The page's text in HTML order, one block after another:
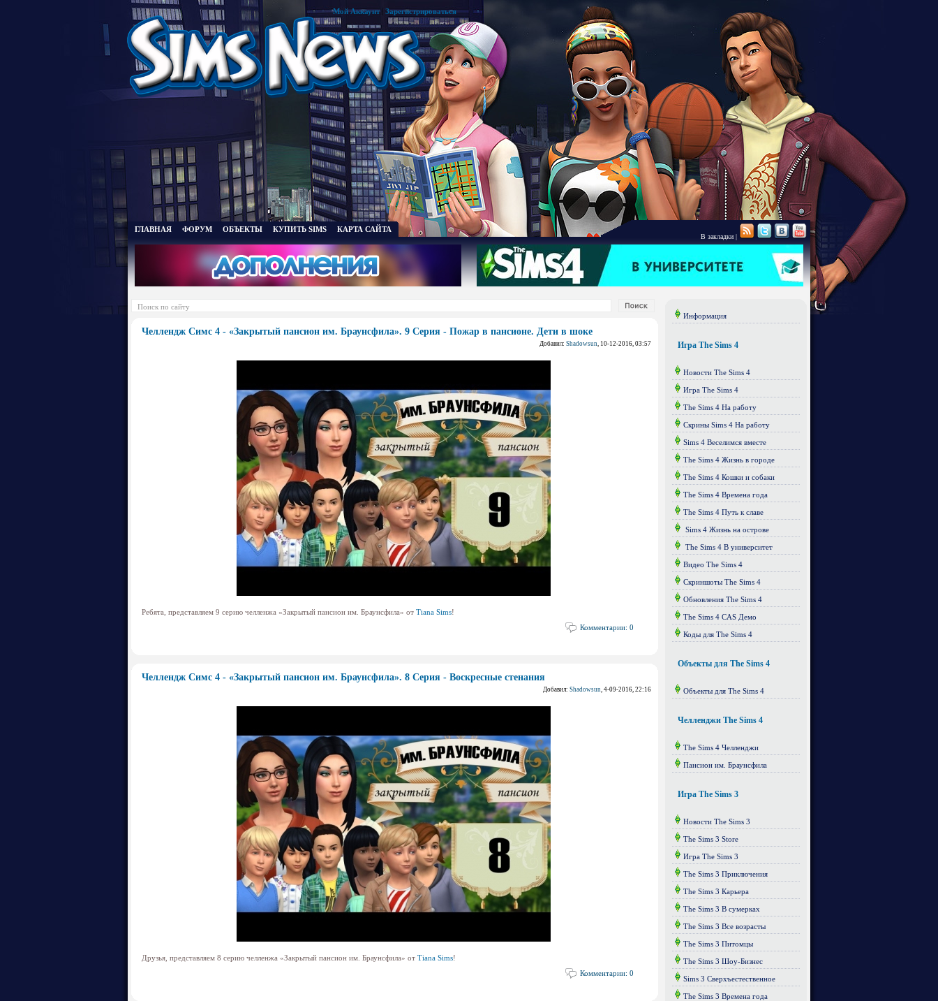
Мой Аккаунт| Зарегистрироваться
ГЛАВНАЯ ФОРУМ ОБЪЕКТЫ КУПИТЬ SIMS КАРТА САЙТА
В закладки |
Челлендж Симс 4 - «Закрытый пансион им. Браунсфила». 9 Серия - Пожар в пансионе. Дети в шоке
Добавил: Shadowsun, 10-12-2016, 03:57
Ребята, представляем 9 серию челленжа «Закрытый пансион им. Браунсфила» от Tiana Sims!
Комментарии: 0
Челлендж Симс 4 - «Закрытый пансион им. Браунсфила». 8 Серия - Воскресные стенания
Добавил: Shadowsun, 4-09-2016, 22:16
Друзья, представляем 8 серию челленжа «Закрытый пансион им. Браунсфила» от Tiana Sims!
Комментарии: 0
Информация
Игра The Sims 4
Новости The Sims 4
Игра The Sims 4
The Sims 4 На работу
Скрины Sims 4 На работу
Sims 4 Веселимся вместе
The Sims 4 Жизнь в городе
The Sims 4 Кошки и собаки
The Sims 4 Времена года
The Sims 4 Путь к славе
Sims 4 Жизнь на острове
The Sims 4 В университет
Видео The Sims 4
Скриншоты The Sims 4
Обновления The Sims 4
The Sims 4 CAS Демо
Коды для The Sims 4
Объекты для The Sims 4
Объекты для The Sims 4
Челленджи The Sims 4
The Sims 4 Челленджи
Пансион им. Браунсфила
Игра The Sims 3
Новости The Sims 3
The Sims 3 Store
Игра The Sims 3
The Sims 3 Приключения
The Sims 3 Карьера
The Sims 3 В сумерках
The Sims 3 Все возрасты
The Sims 3 Питомцы
The Sims 3 Шоу-Бизнес
Sims 3 Сверхъестественное
The Sims 3 Времена года